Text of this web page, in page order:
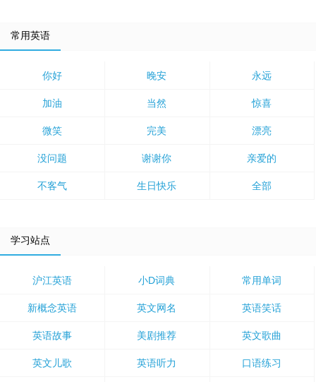
常用英语
你好 晚安 永远
加油 当然 惊喜
微笑 完美 漂亮
没问题 谢谢你 亲爱的
不客气 生日快乐 全部
学习站点
沪江英语 小D词典 常用单词
新概念英语 英文网名 英语笑话
英语故事 美剧推荐 英文歌曲
英文儿歌 英语听力 口语练习